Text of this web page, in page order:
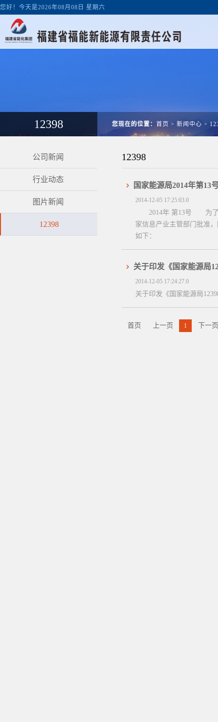
您好！今天是2026年08月08日 星期六
12398 您现在的位置： 首页 > 新闻中心 >
公司新闻
行业动态
图片新闻
12398
12398
国家能源局2014年第13
2014-12-05 17:25:03.0
2014年 第13号 为了依
家信息产业主管部门批准
如下：
关于印发《国家能源局
2014-12-05 17:24:27.0
关于印发《国家能源局
首页 上一页 1 下一页